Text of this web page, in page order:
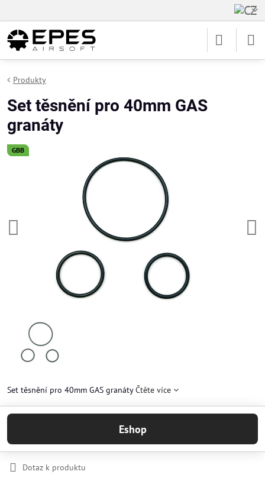
GBB
Produkty
Set těsnění pro 40mm GAS
granáty
Set těsnění pro 40mm GAS granátyČtěte více
Eshop
Dotaz k produktu